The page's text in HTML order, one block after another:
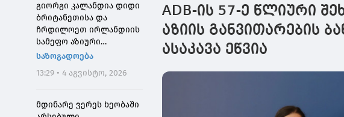
გიორგი კალანდია დიდი
ბრიტანეთისა და
ჩრდილოეთ ირლანდიის
სამეფო აზიური
საზოგადოების
საზოგადოება
13:29 • 4 აგვისტო, 2026
მდინარე ვერეს ხეობაში
ADB-ის 57-ე წლიური
აზიის განვითარების
ასაკავა ეწვია